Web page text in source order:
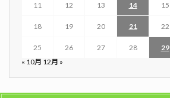
11 12 13 14 15
18 19 20 21 22
25 26 27 28 29
« 10月 12月 »